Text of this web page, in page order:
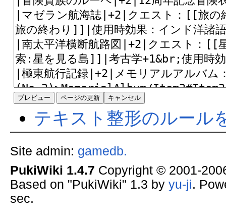
テキスト整形のルール
Site admin: gamedb.
PukiWiki 1.4.7 Copyright © 2001-
Based on "PukiWiki" 1.3 by yu-ji.
sec.